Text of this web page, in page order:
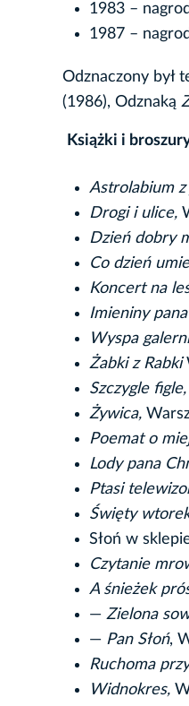
1983 –
1987 –
Odznaczony był
(1986), Odznaką
Książki i
Astrolabium z
Drogi i ulice,
Dzień dobry
Co dzień
Koncert na
Imieniny
Wyspa
Żabki z Rabki
Szczygle figle,
Żywica,
Poemat o
Lody pana
Ptasi
Święty
Słoń w
Czytanie
A śnieżek
— Zielona
— Pan Słoń,
Ruchoma
Widnokres,